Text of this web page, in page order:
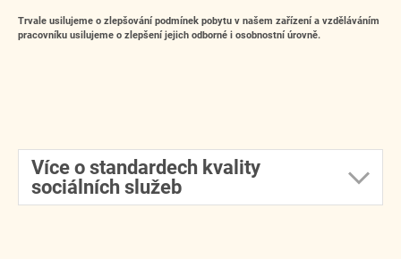
Trvale usilujeme o zlepšování podmínek pobytu v našem zařízení a vzděláváním
pracovníku usilujeme o zlepšení jejich odborné i osobnostní úrovně.
Více o standardech kvality
sociálních služeb